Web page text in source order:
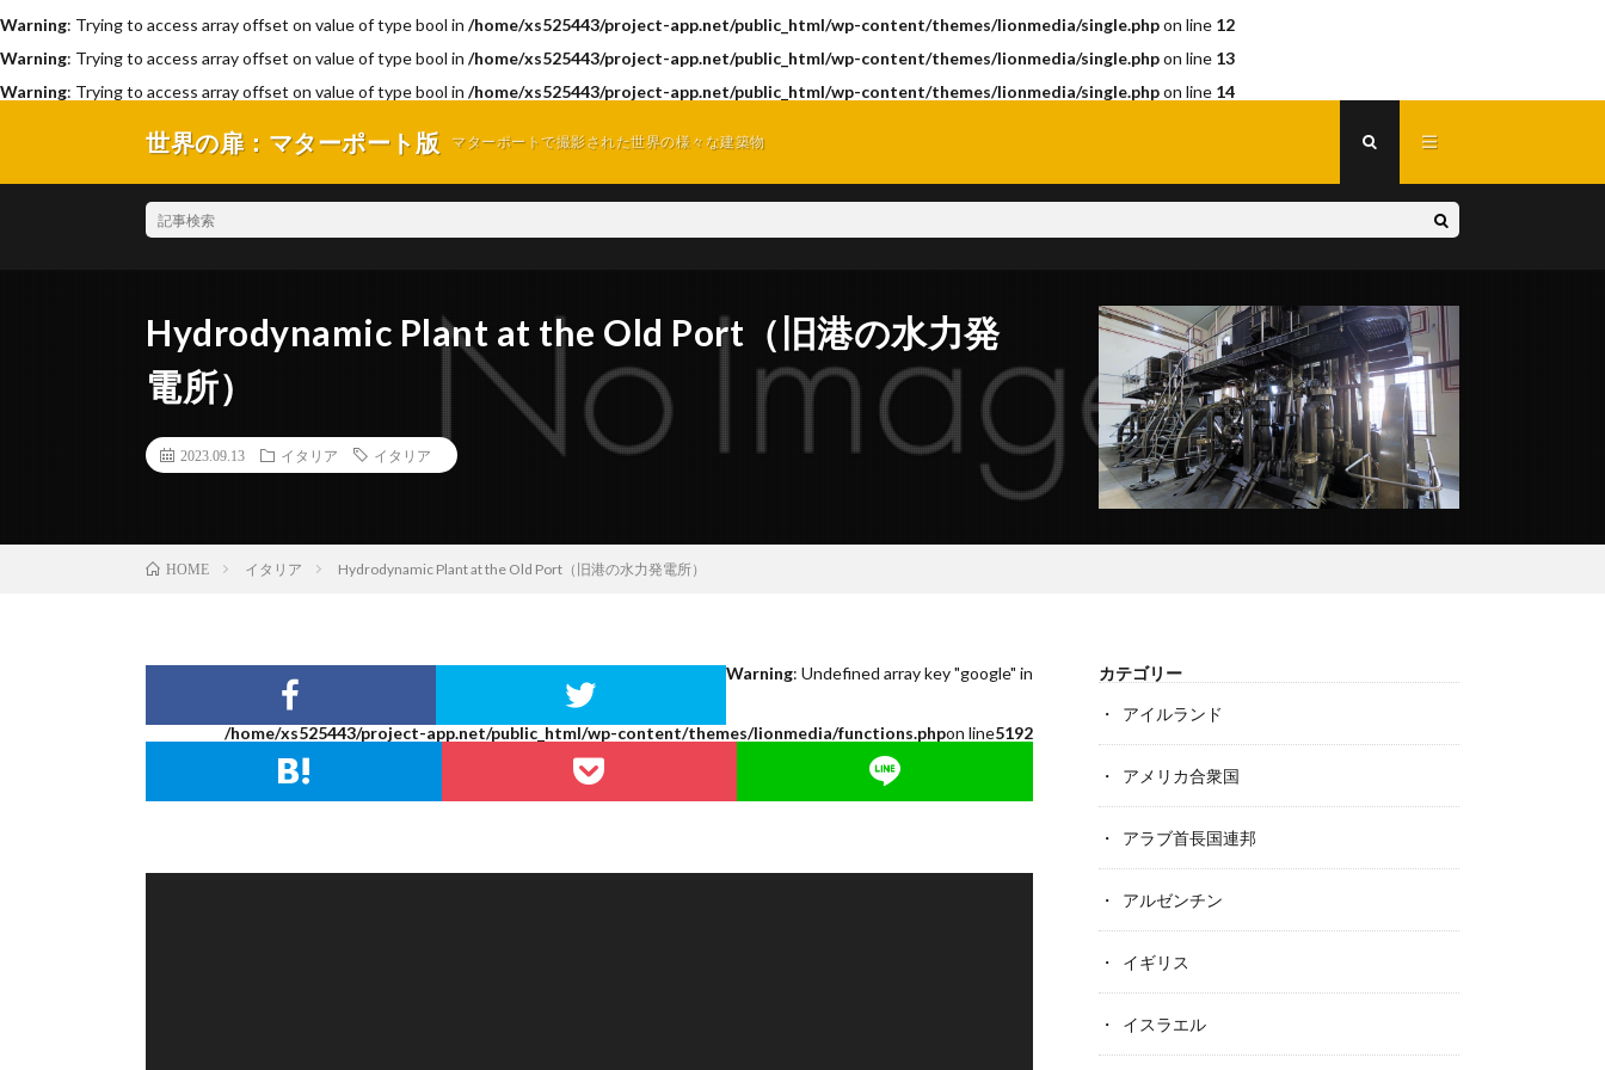
Warning: Trying to access array offset on value of type bool in /home/xs525443/project-app.net/public_html/wp-content/themes/lionmedia/single.phpon line 12
Warning: Trying to access array offset on value of type bool in /home/xs525443/project-app.net/public_html/wp-content/themes/lionmedia/single.phpon line 13
Warning: Trying to access array offset on value of type bool in /home/xs525443/project-app.net/public_html/wp-content/themes/lionmedia/single.phpon line 14
世界の扉：マターポート版 マターポートで撮影された世界の様々な建築物
Hydrodynamic Plant at the Old Port（旧港の水力発
電所）
2023.09.13 イタリア イタリア
HOME イタリア Hydrodynamic Plant at the Old Port（旧港の水力発電所）
Warning: Undefined array key "google" in
/home/xs525443/project-app.net/public_html/wp-content/themes/lionmedia/functions.phpon line5192
カテゴリー
アイルランド
アメリカ合衆国
アラブ首長国連邦
アルゼンチン
イギリス
イスラエル